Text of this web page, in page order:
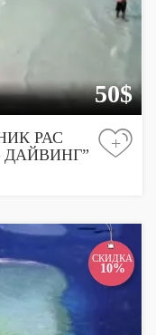
50$
РАС
+
СКИДКА
10%